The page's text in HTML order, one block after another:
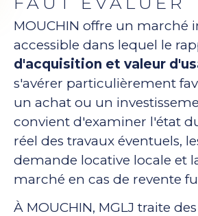
MOUCHIN offre un marché
accessible dans lequel le
d'acquisition et valeur
s'avérer particulièrement
un achat ou un
convient d'examiner l'état
réel des travaux éventuels,
demande locative locale et
marché en cas de revente
À MOUCHIN, MGLJ traite